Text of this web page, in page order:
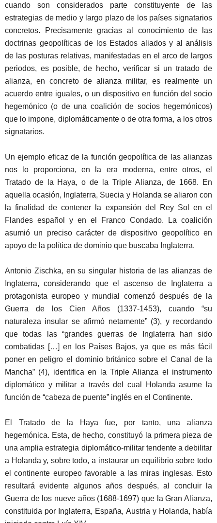
cuando son considerados parte constituyente de las
estrategias de medio y largo plazo de los países signatarios
concretos. Precisamente gracias al conocimiento de las
doctrinas geopolíticas de los Estados aliados y al análisis
de las posturas relativas, manifestadas en el arco de largos
periodos, es posible, de hecho, verificar si un tratado de
alianza, en concreto de alianza militar, es realmente un
acuerdo entre iguales, o un dispositivo en función del socio
hegemónico (o de una coalición de socios hegemónicos)
que lo impone, diplomáticamente o de otra forma, a los otros
signatarios.
Un ejemplo eficaz de la función geopolítica de las alianzas
nos lo proporciona, en la era moderna, entre otros, el
Tratado de la Haya, o de la Triple Alianza, de 1668. En
aquella ocasión, Inglaterra, Suecia y Holanda se aliaron con
la finalidad de contener la expansión del Rey Sol en el
Flandes español y en el Franco Condado. La coalición
asumió un preciso carácter de dispositivo geopolítico en
apoyo de la política de dominio que buscaba Inglaterra.
Antonio Zischka, en su singular historia de las alianzas de
Inglaterra, considerando que el ascenso de Inglaterra a
protagonista europeo y mundial comenzó después de la
Guerra de los Cien Años (1337-1453), cuando “su
naturaleza insular se afirmó netamente” (3), y recordando
que todas las “grandes guerras de Inglaterra han sido
combatidas […] en los Países Bajos, ya que es más fácil
poner en peligro el dominio británico sobre el Canal de la
Mancha” (4), identifica en la Triple Alianza el instrumento
diplomático y militar a través del cual Holanda asume la
función de “cabeza de puente” inglés en el Continente.
El Tratado de la Haya fue, por tanto, una alianza
hegemónica. Esta, de hecho, constituyó la primera pieza de
una amplia estrategia diplomático-militar tendente a debilitar
a Holanda y, sobre todo, a instaurar un equilibrio sobre todo
el continente europeo favorable a las miras inglesas. Esto
resultará evidente algunos años después, al concluir la
Guerra de los nueve años (1688-1697) que la Gran Alianza,
constituida por Inglaterra, España, Austria y Holanda, había